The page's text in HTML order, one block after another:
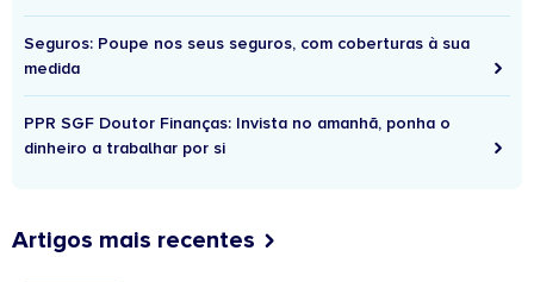
Seguros: Poupe nos seus seguros, com coberturas à sua
medida
PPR SGF Doutor Finanças: Invista no amanhã, ponha o
dinheiro a trabalhar por si
Artigos mais recentes